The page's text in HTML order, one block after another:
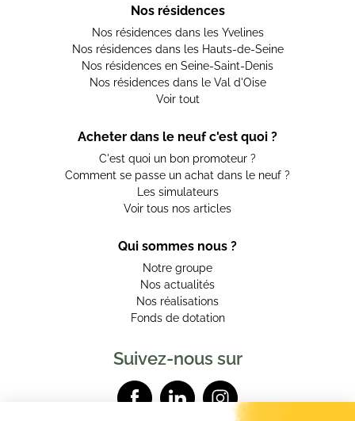
Nos résidences
Nos résidences dans les Yvelines
Nos résidences dans les Hauts-de-Seine
Nos résidences en Seine-Saint-Denis
Nos résidences dans le Val d'Oise
Voir tout
Acheter dans le neuf c'est quoi ?
C'est quoi un bon promoteur ?
Comment se passe un achat dans le neuf ?
Les simulateurs
Voir tous nos articles
Qui sommes nous ?
Notre groupe
Nos actualités
Nos réalisations
Fonds de dotation
Suivez-nous sur